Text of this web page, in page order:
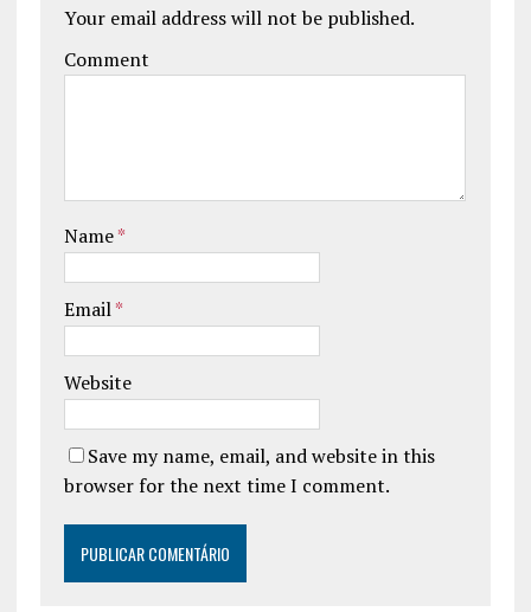
Your email address will not be published.
Comment
Name*
Email*
Website
Save my name, email, and website in this
browser for the next time I comment.